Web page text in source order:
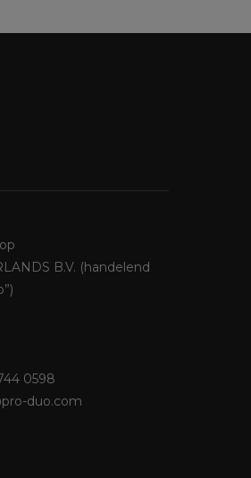
B.V. (handelend
0598
duo.com